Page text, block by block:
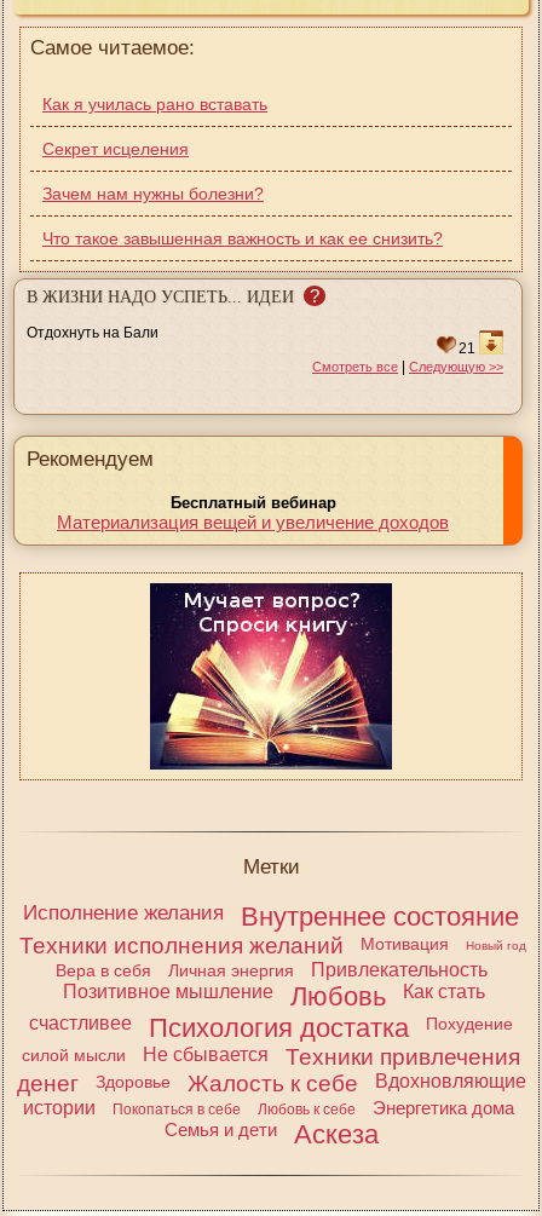
Самое читаемое:
Как я училась рано вставать
Секрет исцеления
Зачем нам нужны болезни?
Что такое завышенная важность и как ее снизить?
В ЖИЗНИ НАДО УСПЕТЬ... ИДЕИ ?
Отдохнуть на Бали
21
Смотреть все | Следующую >>
Рекомендуем
Бесплатный вебинар
Материализация вещей и увеличение доходов
Метки
Исполнение желания
Внутреннее состояние
Техники исполнения желаний Мотивация Новый год
Вера в себя Личная энергия
Привлекательность
Позитивное мышление
Любовь
Как стать
счастливее
Психология достатка
Похудение
силой мысли
Не сбывается
Техники привлечения
денег
Здоровье Жалость к себе
Вдохновляющие
истории
Покопаться в себе Любовь к себе
Энергетика дома
Семья и дети
Аскеза